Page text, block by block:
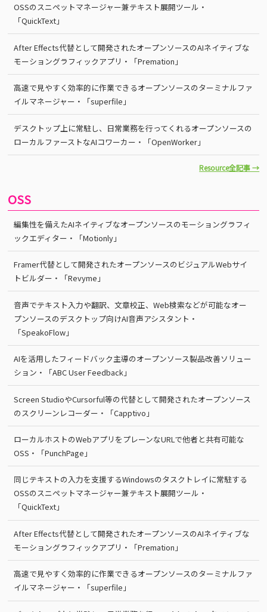
OSSのスニペットマネージャー兼テキスト展開ツール・
「QuickText」
After Effects代替として開発されたオープンソースのAIネイティブな
モーショングラフィックアプリ・「Premation」
高速で見やすく効率的に作業できるオープンソースのターミナルファ
イルマネージャー・「superfile」
デスクトップ上に常駐し、日常業務を行ってくれるオープンソースの
ローカルファーストなAIコワーカー・「OpenWorker」
Resource全記事 →
OSS
編集性を備えたAIネイティブなオープンソースのモーショングラフィ
ックエディター・「Motionly」
Framer代替として開発されたオープンソースのビジュアルWebサイ
トビルダー・「Revyme」
音声でテキスト入力や翻訳、文章校正、Web検索などが可能なオー
プンソースのデスクトップ向けAI音声アシスタント・
「SpeakoFlow」
AIを活用したフィードバック主導のオープンソース製品改善ソリュー
ション・「ABC User Feedback」
Screen StudioやCursorful等の代替として開発されたオープンソース
のスクリーンレコーダー・「Capptivo」
ローカルホストのWebアプリをプレーンなURLで他者と共有可能な
OSS・「PunchPage」
同じテキストの入力を支援するWindowsのタスクトレイに常駐する
OSSのスニペットマネージャー兼テキスト展開ツール・
「QuickText」
After Effects代替として開発されたオープンソースのAIネイティブな
モーショングラフィックアプリ・「Premation」
高速で見やすく効率的に作業できるオープンソースのターミナルファ
イルマネージャー・「superfile」